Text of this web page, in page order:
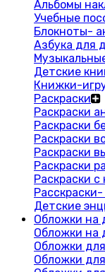
Альбомы
Учебные
Блокноты-
Азбука для
Детские
Книжки-
Раскраски
Раскраски
Раскраски
Раскраски
Раскраски
Раскраски
Раскраски с
Детские
Обложки на
Обложки на
Обложки
Обложки